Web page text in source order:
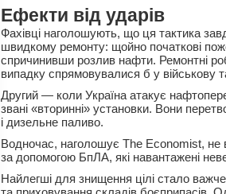
Ефекти від ударів
Фахівці наголошують, що ця тактика
швидкому ремонту: щойно початкові
спричинивши розлив нафти. Ремонтні
випадку спрямовувалися б у військову
Другий — коли Україна атакує
звані «вторинні» установки. Вони
і дизельне паливо.
Водночас, наголошує The Economist, не
за допомогою БпЛА, які навантажені
Найлегші для знищення цілі стало